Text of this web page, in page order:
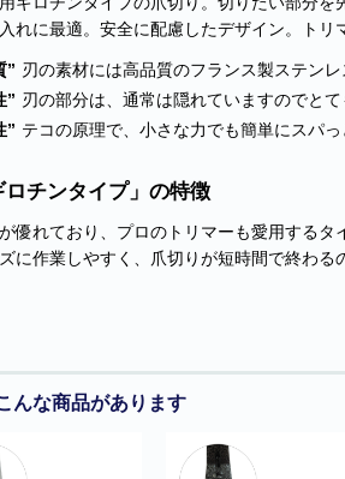
れに最適。安全に配慮したデザイン。トリ
” 刃の素材には高品質のフランス製ステン
” 刃の部分は、通常は隠れていますのでとて
” テコの原理で、小さな力でも簡単にスパっ
ロチンタイプ」の特徴
優れており、プロのトリマーも愛用するタ
に作業しやすく、爪切りが短時間で終わる
んな商品があります